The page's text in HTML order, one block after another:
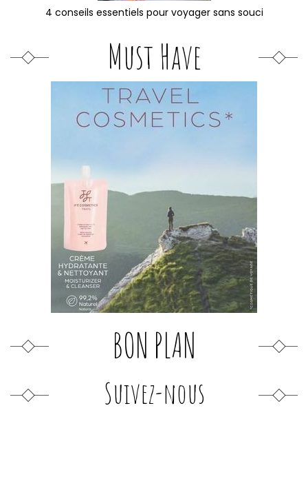
4 conseils essentiels pour voyager sans souci
Must Have
BON PLAN
Suivez-nous